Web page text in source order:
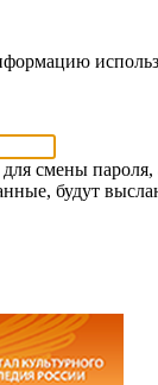
для смены
будут